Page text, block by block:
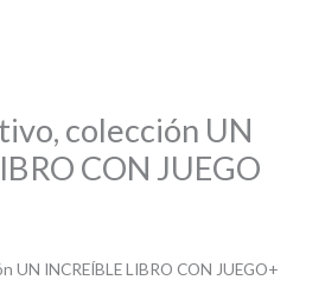
colección UN
CON JUEGO
UN INCREÍBLE LIBRO CON JUEGO+